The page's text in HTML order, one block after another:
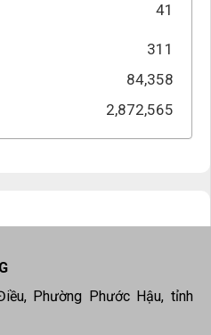
41
311
84,358
2,872,565
Phường Phước Hậu, tỉnh